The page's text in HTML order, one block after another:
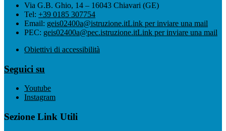
Via G.B. Ghio, 14 – 16043 Chiavari (GE)
Tel: +39 0185 307754
Email: geis02400a@istruzione.itLink per inviare una mail
PEC: geis02400a@pec.istruzione.itLink per inviare una mail
Obiettivi di accessibilità
Seguici su
Youtube
Instagram
Sezione Link Utili